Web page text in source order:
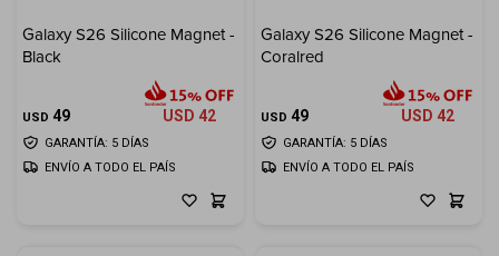
Galaxy S26 Silicone Magnet -
Black
USD 49 USD 42
GARANTÍA: 5 DÍAS
ENVÍO A TODO EL PAÍS
Galaxy S26 Silicone Magnet -
Coralred
USD 49 USD 42
GARANTÍA: 5 DÍAS
ENVÍO A TODO EL PAÍS